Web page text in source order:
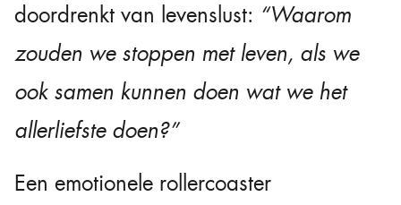
doordrenkt van levenslust: “Waarom
zouden we stoppen met leven, als we
ook samen kunnen doen wat we het
allerliefste doen?”
Een emotionele rollercoaster